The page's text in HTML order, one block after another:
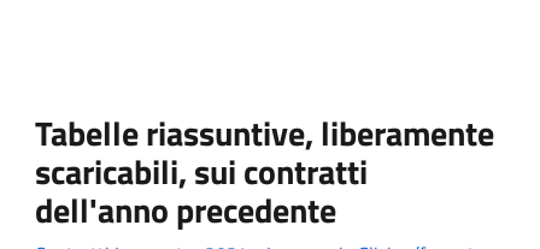
Tabelle riassuntive, liberamente
scaricabili, sui contratti
dell'anno precedente